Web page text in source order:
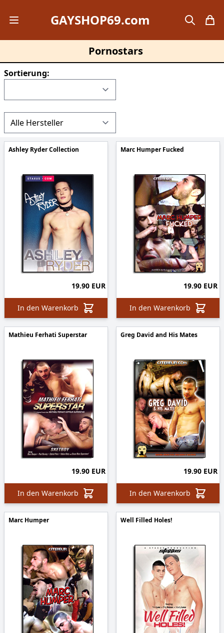
Open mobile menuGAYSHOP69.com search
Pornostars
Sortierung:
Ashley Ryder Collection
19.90 EUR
In den Warenkorb
Marc Humper Fucked
19.90 EUR
In den Warenkorb
Mathieu Ferhati Superstar
19.90 EUR
In den Warenkorb
Greg David and His Mates
19.90 EUR
In den Warenkorb
Marc Humper Well Filled Holes!